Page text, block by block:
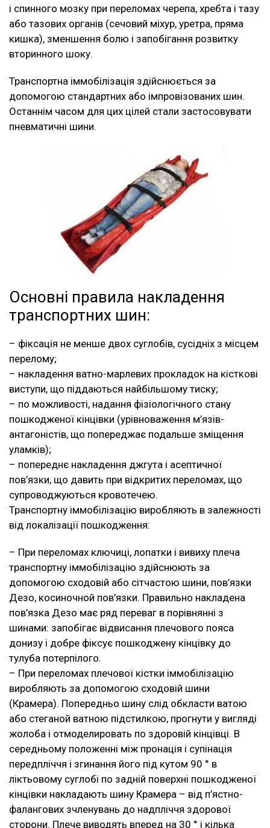
і спинного мозку при переломах черепа, хребта і тазу
або тазових органів (сечовий міхур, уретра, пряма
кишка), зменшення болю і запобігання розвитку
вторинного шоку.
Транспортна іммобілізація здійснюється за
допомогою стандартних або імпровізованих шин.
Останнім часом для цих цілей стали застосовувати
пневматичні шини.
Основні правила накладення
транспортних шин:
– фіксація не менше двох суглобів, сусідніх з місцем
перелому;
– накладення ватно-марлевих прокладок на кісткові
виступи, що піддаються найбільшому тиску;
– по можливості, надання фізіологічного стану
пошкодженої кінцівки (урівноваження м’язів-
антагоністів, що попереджає подальше зміщення
уламків);
– попереднє накладення джгута і асептичної
пов’язки, що давить при відкритих переломах, що
супроводжуються кровотечею.
Транспортну іммобілізацію виробляють в залежності
від локалізації пошкодження:
– При переломах ключиці, лопатки і вивиху плеча
транспортну іммобілізацію здійснюють за
допомогою сходовій або сітчастою шини, пов’язки
Дезо, косиночной пов’язки. Правильно накладена
пов’язка Дезо має ряд переваг в порівнянні з
шинами: запобігає відвисання плечового пояса
донизу і добре фіксує пошкоджену кінцівку до
тулуба потерпілого.
– При переломах плечової кістки іммобілізацію
виробляють за допомогою сходовій шини
(Крамера). Попередньо шину слід обкласти ватою
або стеганой ватною підстилкою, прогнути у вигляді
жолоба і отмоделировать по здоровій кінцівці. В
середньому положенні між пронація і супінація
передпліччя і згинання його під кутом 90 ° в
ліктьовому суглобі по задній поверхні пошкодженої
кінцівки накладають шину Крамера – від п’ястно-
фалангових зчленувань до надпліччя здорової
сторони. Плече виводять вперед на 30 ° і кілька